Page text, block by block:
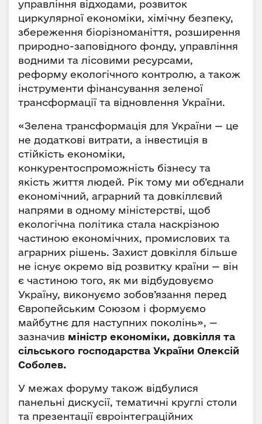
управління відходами, розвиток
циркулярної економіки, хімічну безпеку,
збереження біорізноманіття, розширення
природно-заповідного фонду, управління
водними та лісовими ресурсами,
реформу екологічного контролю, а також
інструменти фінансування зеленої
трансформації та відновлення України.
«Зелена трансформація для України — це
не додаткові витрати, а інвестиція в
стійкість економіки,
конкурентоспроможність бізнесу та
якість життя людей. Рік тому ми об’єднали
економічний, аграрний та довкіллєвий
напрями в одному міністерстві, щоб
екологічна політика стала наскрізною
частиною економічних, промислових та
аграрних рішень. Захист довкілля більше
не існує окремо від розвитку країни — він
є частиною того, як ми відбудовуємо
Україну, виконуємо зобов’язання перед
Європейським Союзом і формуємо
майбутнє для наступних поколінь», —
зазначив міністр економіки, довкілля та
сільського господарства України Олексій
Соболев.
У межах форуму також відбулися
панельні дискусії, тематичні круглі столи
та презентації євроінтеграційних